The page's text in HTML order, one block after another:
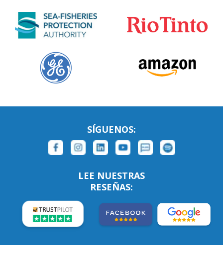
SÍGUENOS:
LEE NUESTRAS
RESEÑAS: